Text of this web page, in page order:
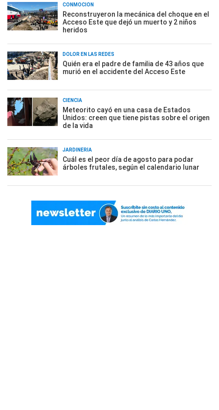
CONMOCIÓN
Reconstruyeron la mecánica del choque en el
Acceso Este que dejó un muerto y 2 niños
heridos
DOLOR EN LAS REDES
Quién era el padre de familia de 43 años que
murió en el accidente del Acceso Este
CIENCIA
Meteorito cayó en una casa de Estados
Unidos: creen que tiene pistas sobre el origen
de la vida
JARDINERÍA
Cuál es el peor día de agosto para podar
árboles frutales, según el calendario lunar